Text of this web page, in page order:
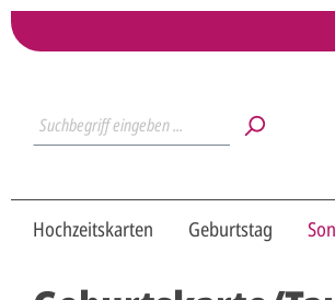
Hochzeitskarten Geburtstag